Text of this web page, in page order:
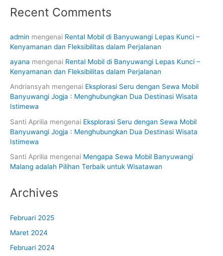
Recent Comments
admin mengenai Rental Mobil di Banyuwangi Lepas Kunci –
Kenyamanan dan Fleksibilitas dalam Perjalanan
ayana mengenai Rental Mobil di Banyuwangi Lepas Kunci –
Kenyamanan dan Fleksibilitas dalam Perjalanan
Andriansyah mengenai Eksplorasi Seru dengan Sewa Mobil
Banyuwangi Jogja : Menghubungkan Dua Destinasi Wisata
Istimewa
Santi Aprilia mengenai Eksplorasi Seru dengan Sewa Mobil
Banyuwangi Jogja : Menghubungkan Dua Destinasi Wisata
Istimewa
Santi Aprilia mengenai Mengapa Sewa Mobil Banyuwangi
Malang adalah Pilihan Terbaik untuk Wisatawan
Archives
Februari 2025
Maret 2024
Februari 2024